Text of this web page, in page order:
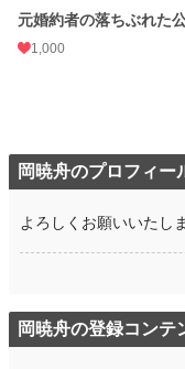
初回公開日時 2022.06.06
年間ポイント 121,760 pt
累計ポイント 352,175 pt
元婚約者の落ちぶれた
1,000
岡暁舟のプロフィー
よろしくお願いいたし
岡暁舟の登録コンテ